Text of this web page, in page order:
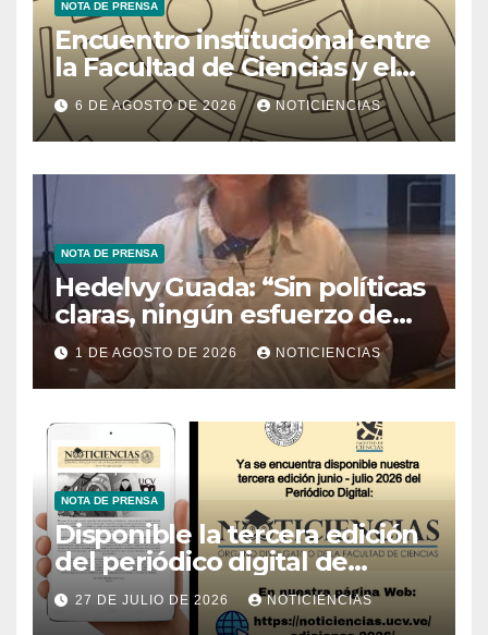
NOTA DE PRENSA
Encuentro institucional entre
la Facultad de Ciencias y el
Ministerio de Ciencia y
Tecnología
6 DE AGOSTO DE 2026 NOTICIENCIAS
NOTA DE PRENSA
Hedelvy Guada: “Sin políticas
claras, ningún esfuerzo de
conservación rendirá frutos”
1 DE AGOSTO DE 2026 NOTICIENCIAS
NOTA DE PRENSA
Disponible la tercera edición
del periódico digital de
Noticiencias 2026
27 DE JULIO DE 2026 NOTICIENCIAS